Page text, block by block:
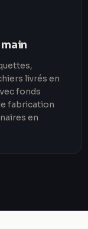
livrés en
fonds
fabrication
en